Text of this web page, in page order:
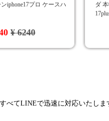
iphone17プロ ケースハ
¥ 6240
ダ
べてLINEで迅速に対応いたしま